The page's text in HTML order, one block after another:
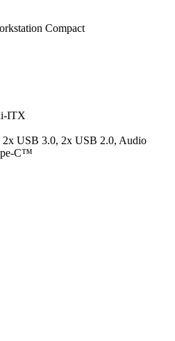
Compact
ITX
USB 3.0, 2x USB 2.0, Audio
C™